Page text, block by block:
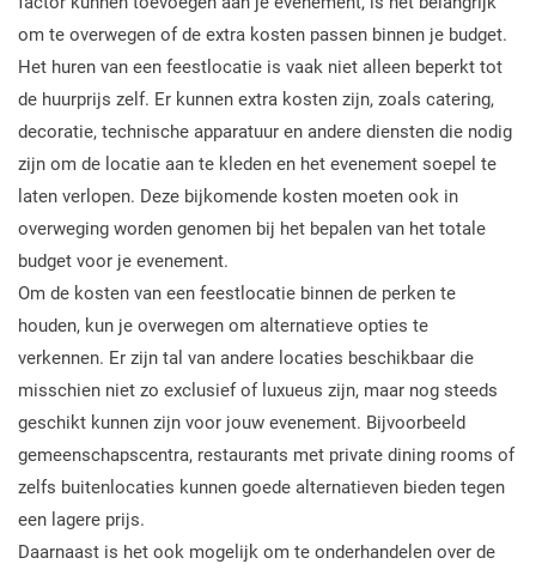
om te overwegen of de extra kosten passen binnen je budget.
Het huren van een feestlocatie is vaak niet alleen beperkt tot
de huurprijs zelf. Er kunnen extra kosten zijn, zoals catering,
decoratie, technische apparatuur en andere diensten die nodig
zijn om de locatie aan te kleden en het evenement soepel te
laten verlopen. Deze bijkomende kosten moeten ook in
overweging worden genomen bij het bepalen van het totale
budget voor je evenement.
Om de kosten van een feestlocatie binnen de perken te
houden, kun je overwegen om alternatieve opties te
verkennen. Er zijn tal van andere locaties beschikbaar die
misschien niet zo exclusief of luxueus zijn, maar nog steeds
geschikt kunnen zijn voor jouw evenement. Bijvoorbeeld
gemeenschapscentra, restaurants met private dining rooms of
zelfs buitenlocaties kunnen goede alternatieven bieden tegen
een lagere prijs.
Daarnaast is het ook mogelijk om te onderhandelen over de